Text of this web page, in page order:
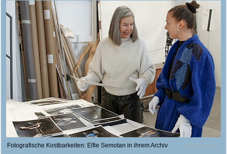
Fotografische Kostbarkeiten: Elfie Semotan in ihrem Archiv © Navigator Film